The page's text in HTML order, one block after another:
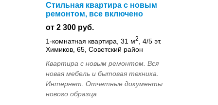
Стильная квартира с новым
ремонтом, все включено
от 2 300 руб.
1-комнатная квартира, 31 м2
, 4/5 эт.
Химиков, 65, Советский район
Квартира с новым ремонтом. Вся
новая мебель и бытовая техника.
Интернет. Отчетные документы
нового образца